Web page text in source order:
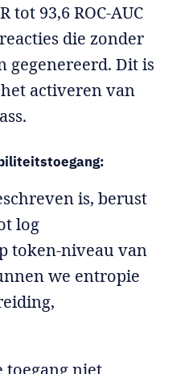
tot 93,6 ROC-AUC
die zonder
gegenereerd. Dit is
activeren van
is, berust
log
token-niveau van
we entropie
toegang niet